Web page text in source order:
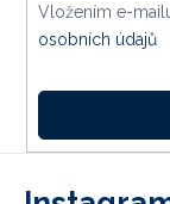
Vložením e-
osobních údajů